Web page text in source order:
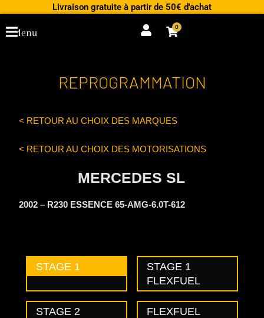
contenu
Livraison gratuite à partir de 50€ d'achat
0
Cart
Menu
REPROGRAMMATION
< RETOUR AU CHOIX DES MARQUES
< RETOUR AU CHOIX DES MOTORISATIONS
MERCEDES SL
2002 – R230 ESSENCE 65-AMG-6.0T-612
STAGE 1
STAGE 1
FLEXFUEL
STAGE 2 FLEXFUEL